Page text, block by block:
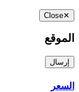
✕
Close
الموقع
إرسال
السعر